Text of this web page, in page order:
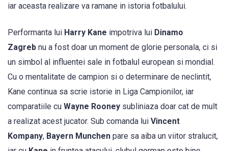
iar aceasta realizare va ramane in istoria fotbalului.
Performanta lui Harry Kane impotriva lui Dinamo
Zagreb nu a fost doar un moment de glorie personala, ci si
un simbol al influentei sale in fotbalul european si mondial.
Cu o mentalitate de campion si o determinare de neclintit,
Kane continua sa scrie istorie in Liga Campionilor, iar
comparatiile cu Wayne Rooney subliniaza doar cat de mult
a realizat acest jucator. Sub comanda lui Vincent
Kompany, Bayern Munchen pare sa aiba un viitor stralucit,